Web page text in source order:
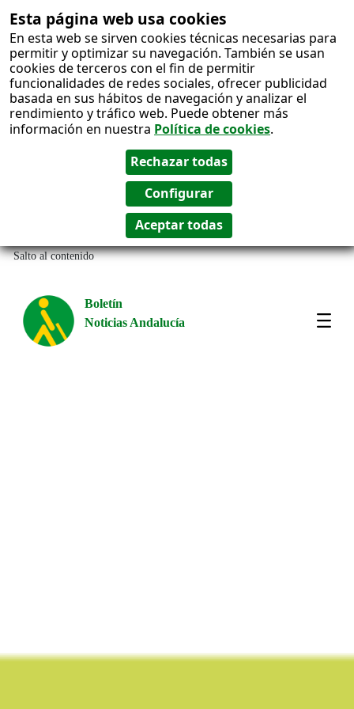
Esta página web usa cookies
En esta web se sirven cookies técnicas necesarias para
permitir y optimizar su navegación. También se usan
cookies de terceros con el fin de permitir
funcionalidades de redes sociales, ofrecer publicidad
basada en sus hábitos de navegación y analizar el
rendimiento y tráfico web. Puede obtener más
información en nuestra Política de cookies.
Salto al contenido
Boletín
Noticias Andalucía